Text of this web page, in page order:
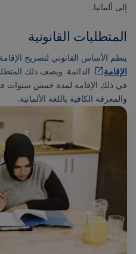
إلى ألمانيا.
المتطلبات القانونية
ينظم الأساس القانوني لتصريح
الإقامة
الدائمة. ويصف ذلك
في ذلك الإقامة لمدة خمس سنوات
والمعرفة الكافية باللغة الألمانية.